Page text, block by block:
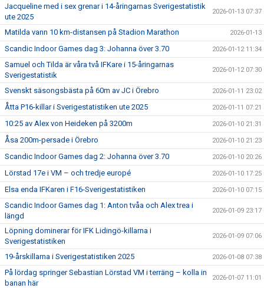
Jacqueline med i sex grenar i 14-åringarnas Sverigestatistik
ute 2025
2026-01-13 07:37
Matilda vann 10 km-distansen på Stadion Marathon 2026-01-13
Scandic Indoor Games dag 3: Johanna över 3.70 2026-01-12 11:34
Samuel och Tilda är våra två IFKare i 15-åringarnas
Sverigestatistik
2026-01-12 07:30
Svenskt säsongsbästa på 60m av JC i Örebro 2026-01-11 23:02
Åtta P16-killar i Sverigestatistiken ute 2025 2026-01-11 07:21
10:25 av Alex von Heideken på 3200m 2026-01-10 21:31
Åsa 200m-persade i Örebro 2026-01-10 21:23
Scandic Indoor Games dag 2: Johanna över 3.70 2026-01-10 20:26
Lörstad 17e i VM – och tredje europé 2026-01-10 17:25
Elsa enda IFKaren i F16-Sverigestatistiken 2026-01-10 07:15
Scandic Indoor Games dag 1: Anton tvåa och Alex trea i
längd
2026-01-09 23:17
Löpning dominerar för IFK Lidingö-killarna i
Sverigestatistiken
2026-01-09 07:06
19-årskillarna i Sverigestatistiken 2025 2026-01-08 07:38
På lördag springer Sebastian Lörstad VM i terräng – kolla in
banan här
2026-01-07 11:01